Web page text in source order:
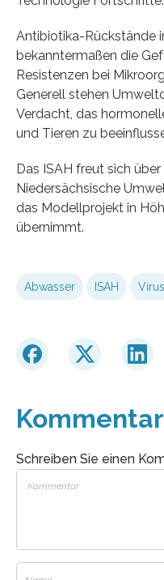
Antibiotika-Rückstände
bekanntermaßen die
Resistenzen bei
Generell stehen
Verdacht, das
und Tieren zu
Das ISAH freut sich
Niedersächsische
das Modellprojekt in
übernimmt.
Abwasser ISAH Virus
Schreiben Sie einen